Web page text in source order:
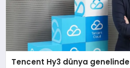
Tencent Hy3 dünya